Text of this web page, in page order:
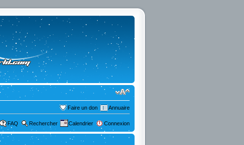
Faire un don Annuaire
FAQ Rechercher Calendrier Connexion